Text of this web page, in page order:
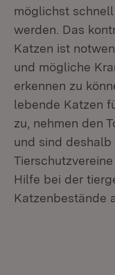
möglichst
werden. Das
Katzen ist
und mögliche
erkennen zu
lebende Katzen
zu, nehmen den
und sind deshalb
Hilfe bei der
Katzenbestände